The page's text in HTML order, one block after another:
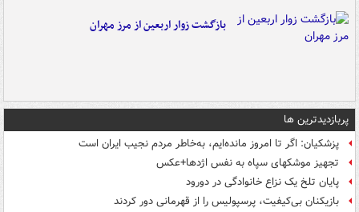
بازگشت زوار اربعین از مرز مهران
پربازدیدترین ها
پزشکیان: اگر تا امروز مانده‌ایم، به‌خاطر مردم نجیب ایران است
تجهیز موشکهای سپاه به نفس اژدها+عکس
پایان تلخ یک نزاع خانوادگی در دورود
بازیکنان بی‌کیفیت، پرسپولیس را از قهرمانی دور کردند